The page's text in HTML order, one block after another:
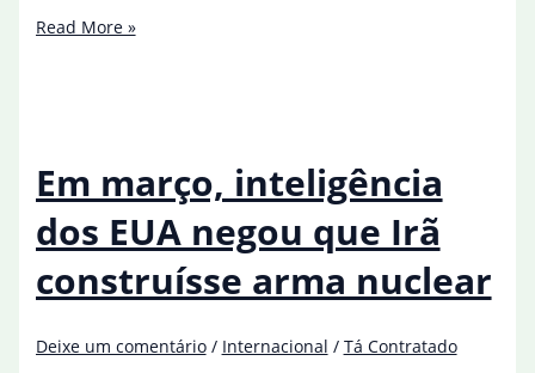
Israel
agência
alerta
para
riscos
Read More »
Em março, inteligência
dos EUA negou que Irã
construísse arma nuclear
Deixe um comentário / Internacional / Tá Contratado